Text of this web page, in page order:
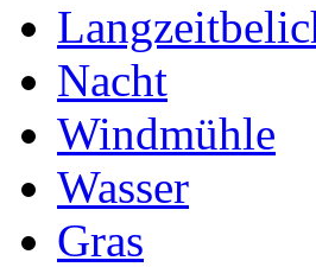
Nacht
Windmühle
Wasser
Gras